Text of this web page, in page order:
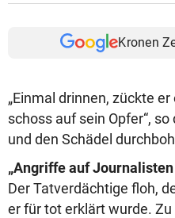
Kronen
„Einmal drinnen, zückte
schoss auf sein Opfer“,
und den Schädel
„Angriffe auf
Der Tatverdächtige floh,
er für tot erklärt wurde.